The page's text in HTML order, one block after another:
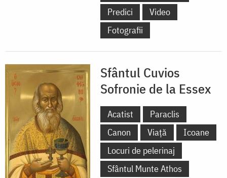
Predici
Video
Fotografii
Sfântul Cuvios
Sofronie de la Essex
Acatist
Paraclis
Canon
Viață
Icoane
Locuri de pelerinaj
Sfântul Munte Athos